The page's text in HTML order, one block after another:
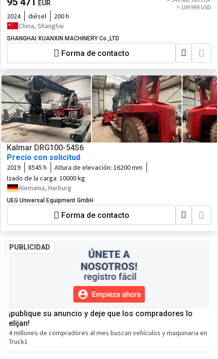
EUR
≈ 109 999 USD
2024 diésel
200 h
China, Shanghai
SHANGHAI XUANXIN MACHINERY Co.,LTD
Forma de contacto
Kalmar DRG100-54S6
Precio con solicitud
2019 8545 h Altura de elevación: 16200 mm
Izado de la carga: 10000 kg
Alemania, Harburg
UEG Universal Equipment GmbH
Forma de contacto
PUBLICIDAD
¡publique su anuncio y deje que los compradores lo
elijan!
4 millones de compradores al mes buscan vehículos y maquinaria en
Truck1